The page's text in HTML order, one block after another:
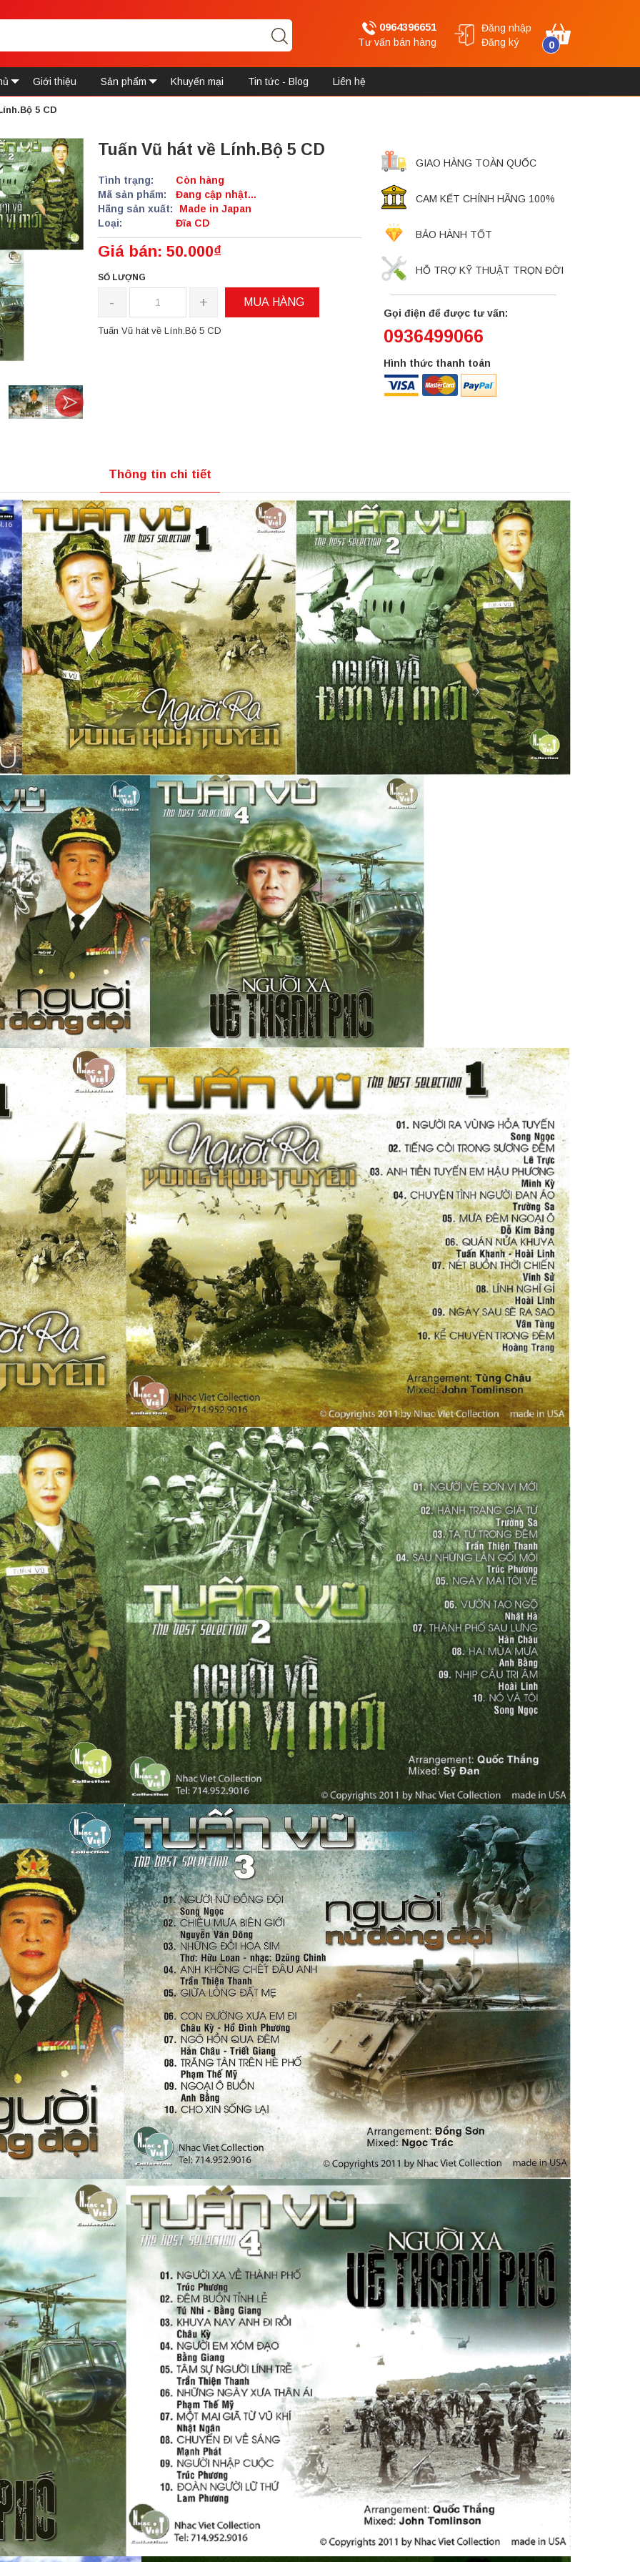
0964396651
Tư vấn bán hàng
Đăng nhập
Đăng ký
0
Giới thiệu Sản phẩm Khuyến mại Tin tức - Blog Liên hệ
5 CD
Tuấn Vũ hát về Lính.Bộ 5 CD
Tình trạng:
Còn hàng
Mã sản phẩm:
Đang cập nhật...
Hãng sản xuất:
Made in Japan
Loại:
Đĩa CD
Giá bán: 50.000₫
SỐ LƯỢNG
- + MUA HÀNG
Tuấn Vũ hát về Lính.Bộ 5 CD
GIAO HÀNG TOÀN QUỐC
CAM KẾT CHÍNH HÃNG 100%
BẢO HÀNH TỐT
HỖ TRỢ KỸ THUẬT TRỌN ĐỜI
Gọi điện để được tư vấn:
0936499066
Hình thức thanh toán
Thông tin chi tiết